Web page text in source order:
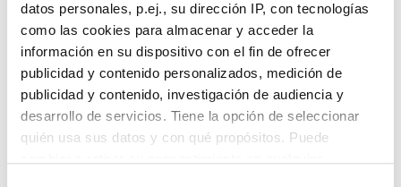
datos personales, p.ej., su dirección IP, con tecnologías
como las cookies para almacenar y acceder la
información en su dispositivo con el fin de ofrecer
publicidad y contenido personalizados, medición de
publicidad y contenido, investigación de audiencia y
desarrollo de servicios. Tiene la opción de seleccionar
quién usa sus datos y con qué propósitos. Puede
Lo sentimos, no sabemos como
te hemos traido hasta aquí.
Pero puedes encontrar el coche que estás
buscando en alguno de estos enlaces: